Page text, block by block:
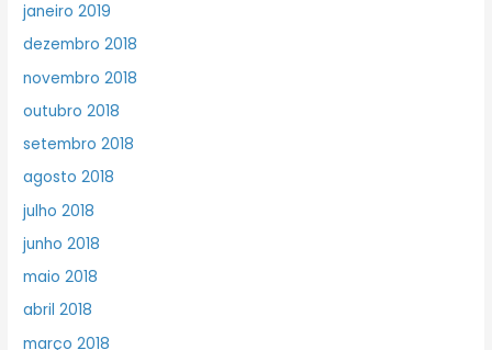
janeiro 2019
dezembro 2018
novembro 2018
outubro 2018
setembro 2018
agosto 2018
julho 2018
junho 2018
maio 2018
abril 2018
março 2018